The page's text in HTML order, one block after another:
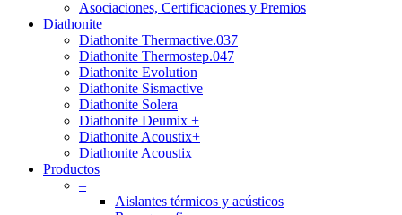
Asociaciones, Certificaciones y Premios
Diathonite
Diathonite Thermactive.037
Diathonite Thermostep.047
Diathonite Evolution
Diathonite Sismactive
Diathonite Solera
Diathonite Deumix +
Diathonite Acoustix+
Diathonite Acoustix
Productos
–
Aislantes térmicos y acústicos